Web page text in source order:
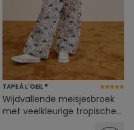
TAPE À L'OEIL ®
Wijdvallende meisjesbroek
met veelkleurige tropische